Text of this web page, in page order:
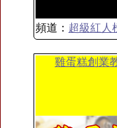
頻道： 超級紅人
雞蛋糕創業